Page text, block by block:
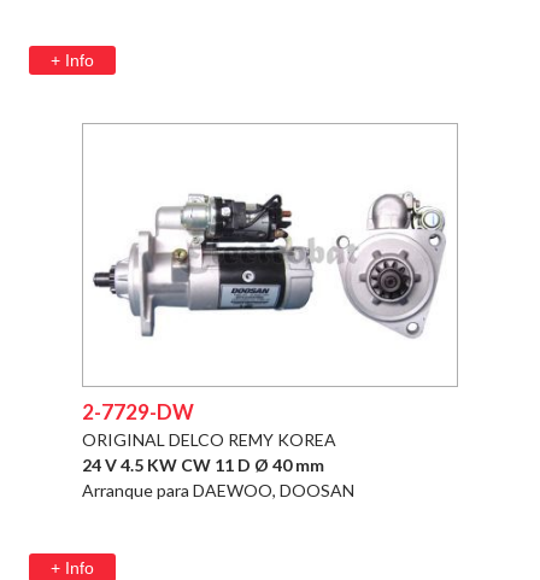
+ Info
2-7729-DW
ORIGINAL DELCO REMY KOREA
24 V 4.5 KW CW 11 D Ø 40 mm
Arranque para DAEWOO, DOOSAN
+ Info